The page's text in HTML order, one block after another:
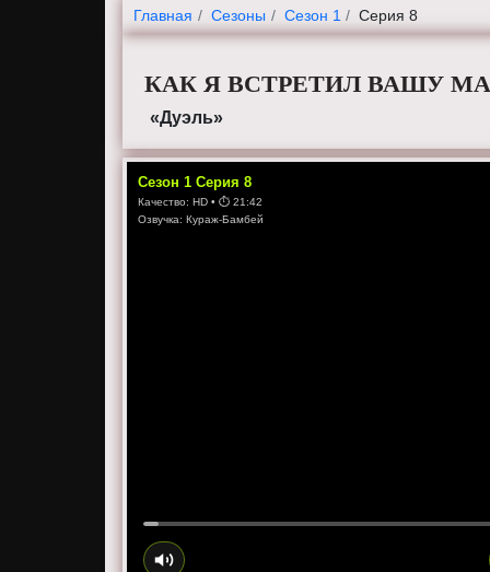
Главная Cезоны Сезон 1 Серия 8
КАК Я ВСТРЕТИЛ ВАШУ
«Дуэль»
Сезон1 Серия8
Качество:HD • ⏱21:42
Озвучка:Кураж-Бамбей